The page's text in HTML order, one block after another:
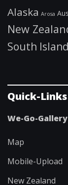
Alaska Arosa
New
South Island
Quick-Links
We-Go-Gallery
Map
Mobile-Upload
New Zealand